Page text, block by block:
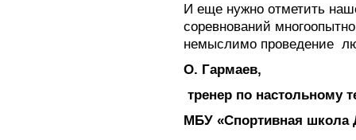
И еще нужно отметить
соревнований
немыслимо проведение
О. Гармаев,
тренер по настольному
МБУ «Спортивная школа